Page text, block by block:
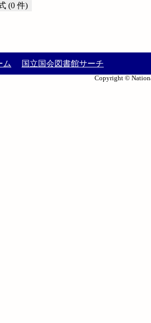
(0 件)
ム 国立国会図書館サーチ
Copyright ©